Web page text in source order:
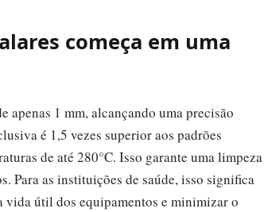
começa em uma
apenas 1 mm, alcançando uma precisão
é 1,5 vezes superior aos padrões
de até 280°C. Isso garante uma limpeza
Para as instituições de saúde, isso significa
vida útil dos equipamentos e minimizar o